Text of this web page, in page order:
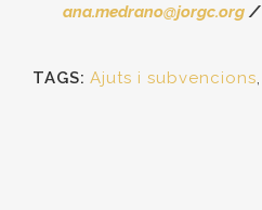
ana.medrano@jorgc.org/
TAGS: Ajuts i subvencions,